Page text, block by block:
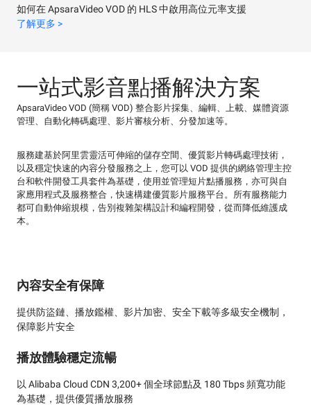
如何在 ApsaraVideo VOD 的 HLS 中啟用高位元率支援
了解更多 >
一站式影音點播解決方案
ApsaraVideo VOD (簡稱 VOD) 整合影片採集、編輯、上載、媒體資源
管理、自動化轉碼處理、影片審核分析、分發加速等。
服務建基於阿里雲靈活可伸縮的儲存空間、優質影片轉碼處理技術，
以及穩定快速的內容分發服務之上，您可以 VOD 提供的網絡管理主控
台和軟件開發工具套件為基礎，使用並管理短片點播服務，亦可與自
家應用程式及服務整合，快速構建優質影片服務平台。所有服務能力
都可自動伸縮規模，告別複雜架構設計和編程開發，從而降低維護成
本。
內容安全有保障
提供防盜鏈、播放鑑權、影片加密、安全下載等多級安全機制，
保障影片安全
播放體驗穩定流暢
以 Alibaba Cloud CDN 3,200+ 個全球節點及 180 Tbps 頻寬功能
為基礎，提供優質播放服務